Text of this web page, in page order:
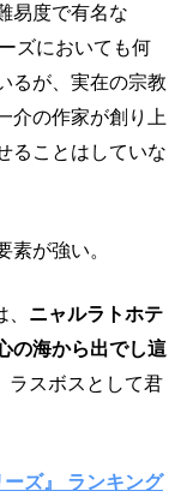
易度で有名な
ズにおいても何
るが、実在の宗教
介の作家が創り上
ることはしていな
素が強い。
ニャルラトホテ
の海から出でし這
ラスボスとして君
ズ』 ランキング